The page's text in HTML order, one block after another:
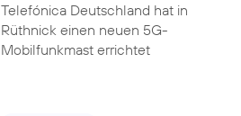
Telefónica Deutschland hat in
Rüthnick einen neuen 5G-
Mobilfunkmast errichtet